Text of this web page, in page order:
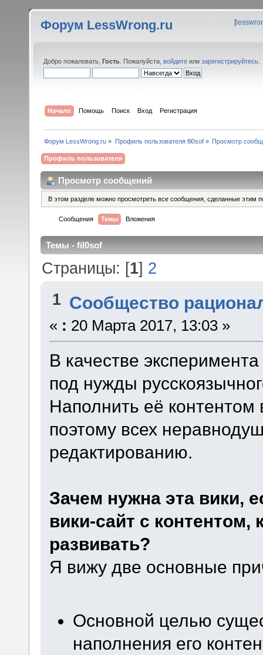
Форум LessWrong.ru [
Добро пожаловать, Гость . Пожалуйста, войдите или зарегистрируйтесь
Начало Помощь Поиск Вход Регистрация
Форум LessWrong.ru » Профиль пользователя fil0sof» Просмотр
Профиль пользователя
Просмотр сообщений
В этом разделе можно просмотреть все сообщения, сделанные этим
Сообщения Темы Вложения
Темы - fil0sof
Страницы: [1] 2
1 Сообщество
« : 20 Марта 2017, 13:03 »
В качестве
под нужды
Наполнить её
поэтому всех
редактированию.
Зачем нужна эта вики,
вики-сайт с
развивать?
Я вижу две основные
Основной целью
наполнения его